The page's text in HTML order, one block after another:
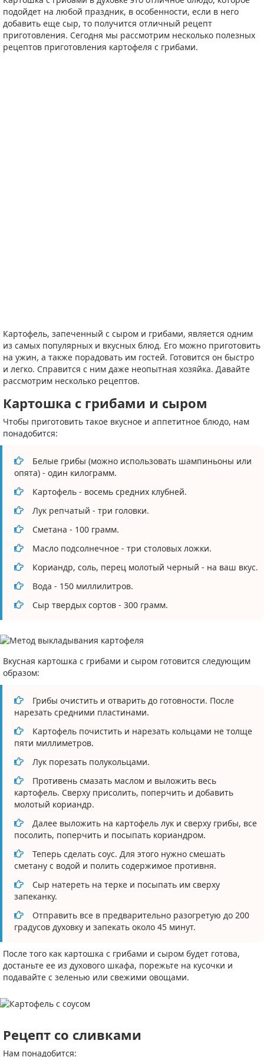
подойдет на любой праздник, в особенности, если в него
добавить еще сыр, то получится отличный рецепт
приготовления. Сегодня мы рассмотрим несколько полезных
рецептов приготовления картофеля с грибами.
Картофель, запеченный с сыром и грибами, является одним
из самых популярных и вкусных блюд. Его можно приготовить
на ужин, а также порадовать им гостей. Готовится он быстро
и легко. Справится с ним даже неопытная хозяйка. Давайте
рассмотрим несколько рецептов.
Картошка с грибами и сыром
Чтобы приготовить такое вкусное и аппетитное блюдо, нам
понадобится:
Белые грибы (можно использовать шампиньоны или
опята) - один килограмм.
Картофель - восемь средних клубней.
Лук репчатый - три головки.
Сметана - 100 грамм.
Масло подсолнечное - три столовых ложки.
Кориандр, соль, перец молотый черный - на ваш вкус.
Вода - 150 миллилитров.
Сыр твердых сортов - 300 грамм.
Вкусная картошка с грибами и сыром готовится следующим
образом:
Грибы очистить и отварить до готовности. После
нарезать средними пластинами.
Картофель почистить и нарезать кольцами не толще
пяти миллиметров.
Лук порезать полукольцами.
Противень смазать маслом и выложить весь
картофель. Сверху присолить, поперчить и добавить
молотый кориандр.
Далее выложить на картофель лук и сверху грибы, все
посолить, поперчить и посыпать кориандром.
Теперь сделать соус. Для этого нужно смешать
сметану с водой и полить содержимое противня.
Сыр натереть на терке и посыпать им сверху
запеканку.
Отправить все в предварительно разогретую до 200
градусов духовку и запекать около 45 минут.
После того как картошка с грибами и сыром будет готова,
достаньте ее из духового шкафа, порежьте на кусочки и
подавайте с зеленью или свежими овощами.
Рецепт со сливками
Нам понадобится: